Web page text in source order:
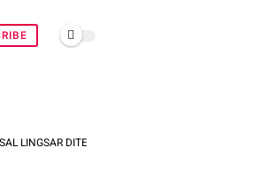
DITEMUKAN MENINGGAL DUNIA DI PINGGIR KALI